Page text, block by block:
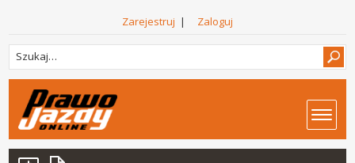
Zarejestruj | Zaloguj